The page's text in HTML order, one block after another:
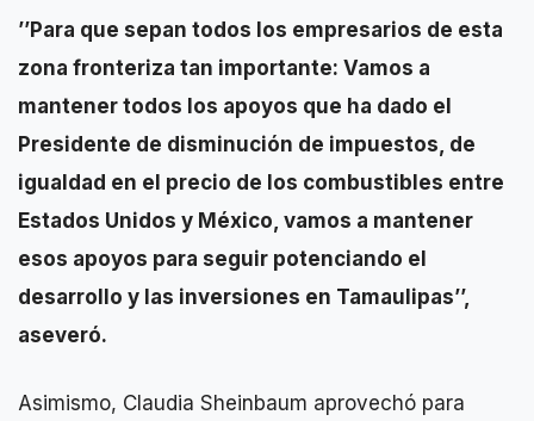
’’Para que sepan todos los empresarios de esta
zona fronteriza tan importante: Vamos a
mantener todos los apoyos que ha dado el
Presidente de disminución de impuestos, de
igualdad en el precio de los combustibles entre
Estados Unidos y México, vamos a mantener
esos apoyos para seguir potenciando el
desarrollo y las inversiones en Tamaulipas’’,
aseveró.
Asimismo, Claudia Sheinbaum aprovechó para